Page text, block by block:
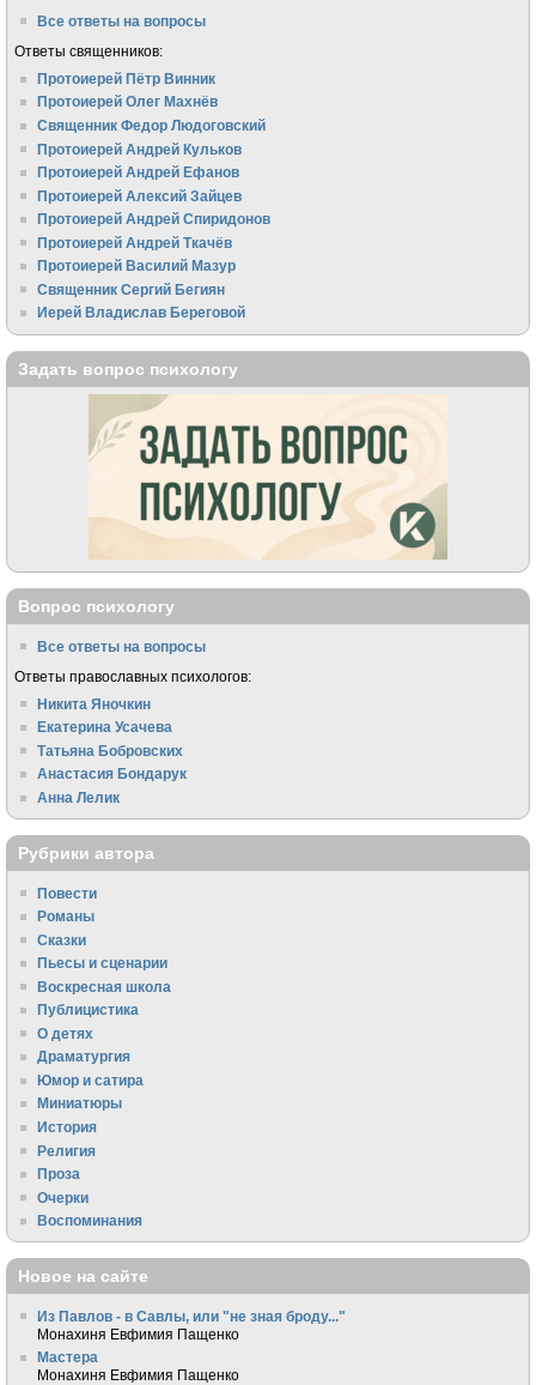
Все ответы на вопросы
Ответы священников:
Протоиерей Пётр Винник
Протоиерей Олег Махнёв
Священник Федор Людоговский
Протоиерей Андрей Кульков
Протоиерей Андрей Ефанов
Протоиерей Алексий Зайцев
Протоиерей Андрей Спиридонов
Протоиерей Андрей Ткачёв
Протоиерей Василий Мазур
Священник Сергий Бегиян
Иерей Владислав Береговой
Задать вопрос психологу
Вопрос психологу
Все ответы на вопросы
Ответы православных психологов:
Никита Яночкин
Екатерина Усачева
Татьяна Бобровских
Анастасия Бондарук
Анна Лелик
Рубрики автора
Повести
Романы
Сказки
Пьесы и сценарии
Воскресная школа
Публицистика
О детях
Драматургия
Юмор и сатира
Миниатюры
История
Религия
Проза
Очерки
Воспоминания
Новое на сайте
Из Павлов - в Савлы, или "не зная броду..."
Монахиня Евфимия Пащенко
Мастера
Монахиня Евфимия Пащенко